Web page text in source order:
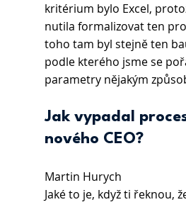
kritérium bylo Excel,
nutila formalizovat ten
toho tam byl stejně ten
podle kterého jsme se
parametry nějakým
Jak vypadal
nového CEO?
Martin Hurych
Jaké to je, když ti řeknou,